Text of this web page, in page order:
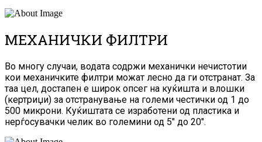
МЕХАНИЧКИ ФИЛТРИ
Во многу случаи, водата содржи механички нечистотии
кои механичките филтри можат лесно да ги отстранат. За
таа цел, достапен е широк опсег на куќишта и влошки
(кертриџи) за отстранување на големи честички од 1 до
500 микрони. Куќиштата се изработени од пластика и
нерѓосувачки челик во големини од 5″ до 20″.